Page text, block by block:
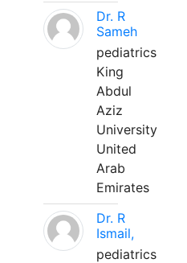
Dr. R
Sameh
pediatrics
King
Abdul
Aziz
University
United
Arab
Emirates
Dr. R
Ismail,
pediatrics